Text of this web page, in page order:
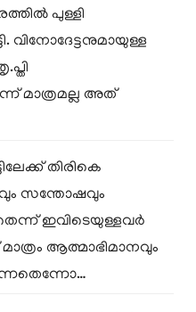
പുള്ളി
വിനോദേട്ടനുമായുള്ള
മാത്രമല്ല അത്
തിരികെ
സന്തോഷവും
ഇവിടെയുള്ളവർ
ആത്മാഭിമാനവും